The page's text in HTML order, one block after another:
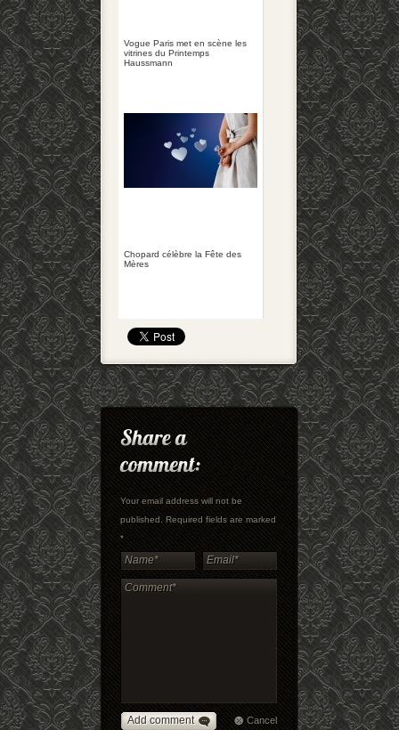
Vogue Paris met en scène les
vitrines du Printemps
Haussmann
Chopard célèbre la Fête des
Mères
Your email address will not be
published. Required fields are marked
*
Add comment Cancel